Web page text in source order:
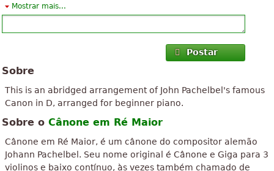
“ Eu realmente amo este arranjo de Canon em D porque é uma
“Como algumas outras peças eruditas, esta tem o poder de nos
transportar para um lugar mais bonito e perfeito, que só a arte
mais pura consegue fazer. Muito Lindo!!! ”
“se eu creio em deus meu coraçao fortalece se não creio passo a
crer se estava na incerteza não estou mais...”
“ Ideal para livre para encontrar a partitura, o que você precisa.
Mostrar mais...
Postar
Sobre
This is an abridged arrangement of John Pachelbel's famous
Canon in D, arranged for beginner piano.
Sobre o Cânone em Ré Maior
Cânone em Ré Maior, é um cânone do compositor alemão
Johann Pachelbel. Seu nome original é Cânone e Giga para 3
violinos e baixo contínuo, às vezes também chamado de